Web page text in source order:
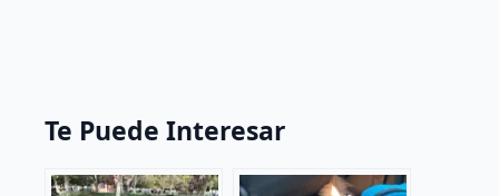
Te Puede Interesar